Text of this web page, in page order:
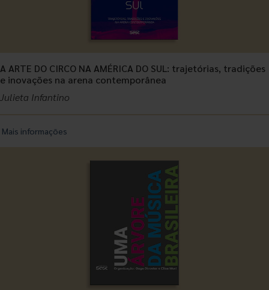
A ARTE DO CIRCO NA AMÉRICA DO SUL: trajetórias, tradições
e inovações na arena contemporânea
Julieta Infantino
Mais informações